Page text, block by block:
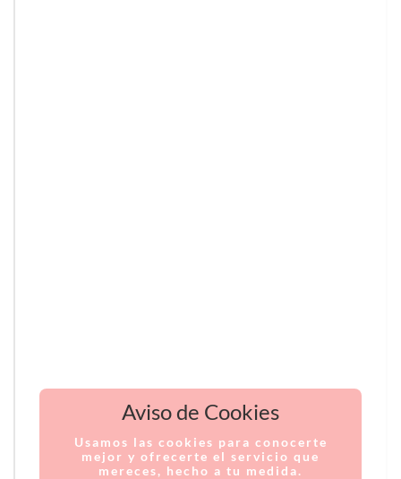
Aviso de Cookies
Usamos las cookies para conocerte
mejor y ofrecerte el servicio que
mereces, hecho a tu medida.